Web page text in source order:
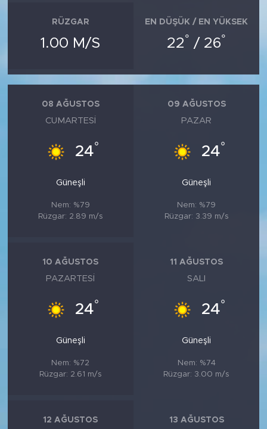
RÜZGAR
1.00 M/S
EN DÜŞÜK / EN YÜKSEK
22° / 26°
08 AĞUSTOS
CUMARTESI
24°
Güneşli
Nem: %79
Rüzgar: 2.89 m/s
09 AĞUSTOS
PAZAR
24°
Güneşli
Nem: %79
Rüzgar: 3.39 m/s
10 AĞUSTOS
PAZARTESI
24°
Güneşli
Nem: %72
Rüzgar: 2.61 m/s
11 AĞUSTOS
SALI
24°
Güneşli
Nem: %74
Rüzgar: 3.00 m/s
12 AĞUSTOS 13 AĞUSTOS